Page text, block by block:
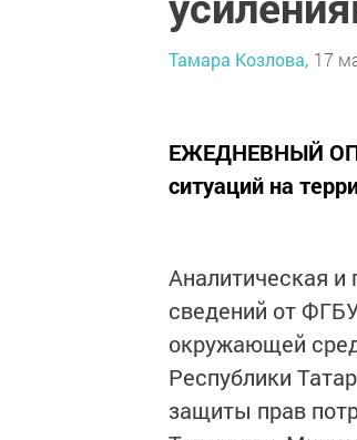
Тамара Козлова, 17
ЕЖЕДНЕВНЫЙ
ситуаций на
Аналитическая и
сведений от
окружающей
Республики
защиты прав